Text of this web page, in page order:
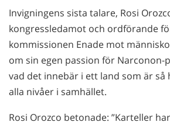
Invigningens sista talare, Rosi
kongressledamot och ordförande
kommissionen Enade mot
om sin egen passion för
vad det innebär i ett land som är så
alla nivåer i samhället.
Rosi Orozco betonade: ”Karteller